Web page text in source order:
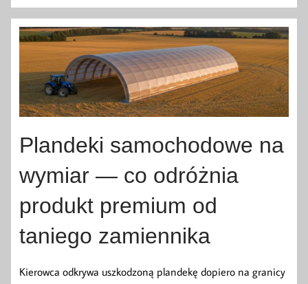
Plandeki samochodowe na
wymiar — co odróżnia
produkt premium od
taniego zamiennika
Kierowca odkrywa uszkodzoną plandekę dopiero na granicy